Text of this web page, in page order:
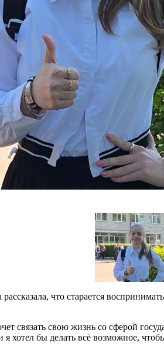
области
что старается
связать свою жизнь со сферой
хотел бы делать всё возможное,